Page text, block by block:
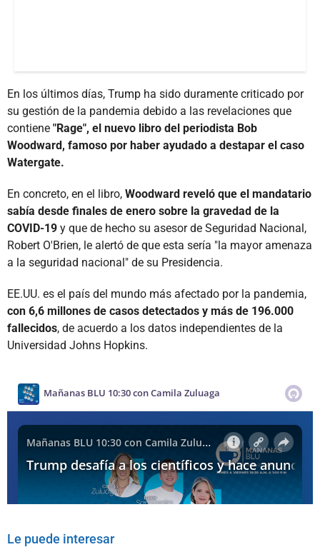
En los últimos días, Trump ha sido duramente criticado por
su gestión de la pandemia debido a las revelaciones que
contiene "Rage", el nuevo libro del periodista Bob
Woodward, famoso por haber ayudado a destapar el caso
Watergate.
En concreto, en el libro, Woodward reveló que el mandatario
sabía desde finales de enero sobre la gravedad de la
COVID-19 y que de hecho su asesor de Seguridad Nacional,
Robert O'Brien, le alertó de que esta sería "la mayor amenaza
a la seguridad nacional" de su Presidencia.
EE.UU. es el país del mundo más afectado por la pandemia,
con 6,6 millones de casos detectados y más de 196.000
fallecidos, de acuerdo a los datos independientes de la
Universidad Johns Hopkins.
Le puede interesar